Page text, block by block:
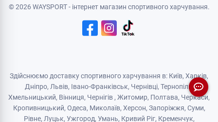
© 2026 WAYSPORT - інтернет магазин спортивного харчування.
Здійснюємо доставку спортивного харчування в: Київ, Харків,
Дніпро, Львів, Івано-Франківськ, Чернівці, Тернопіль
Хмельницький, Вінниця, Чернігів , Житомир, Полтава, Черкаси,
Кропивницький, Одеса, Миколаїв, Херсон, Запоріжжя, Суми,
Рівне, Луцьк, Ужгород, Умань, Кривий Ріг, Кременчук,